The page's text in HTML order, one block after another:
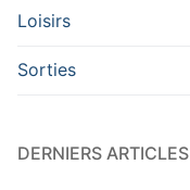
Loisirs
Sorties
DERNIERS ARTICLES